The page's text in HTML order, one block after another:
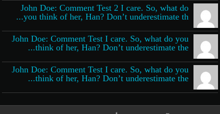
John Doe: Comment Test 2 I care. So, what do
you think of her, Han? Don’t underestimate th...
John Doe: Comment Test I care. So, what do you
think of her, Han? Don’t underestimate the...
John Doe: Comment Test I care. So, what do you
think of her, Han? Don’t underestimate the...